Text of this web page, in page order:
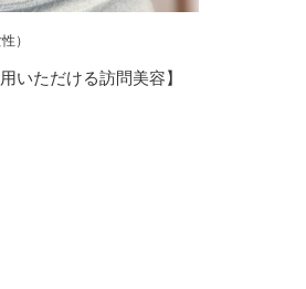
）
いただける訪問美容】